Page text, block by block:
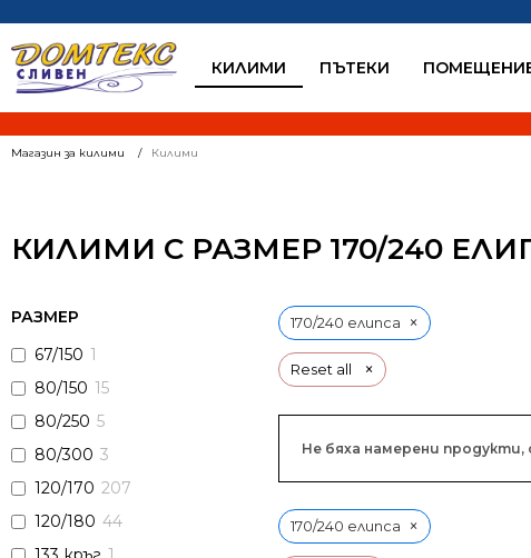
КИЛИМИ ПЪТЕКИ
Магазин за килими Килими
КИЛИМИ С РАЗМЕР 170/240
РАЗМЕР
67/150 1
80/150 15
80/250 5
80/300 3
120/170 207
120/180 44
Reset all ×
170/240 елипса ×
Не бяха намерени
170/240 елипса ×